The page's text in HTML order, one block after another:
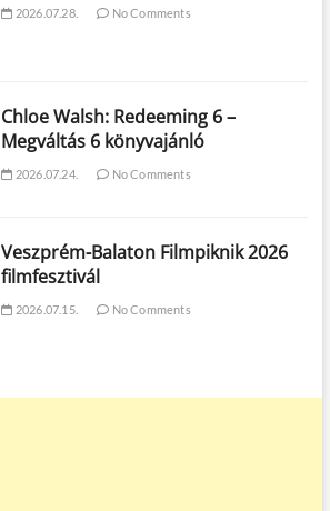
2026.07.28. No Comments
Chloe Walsh: Redeeming 6 –
Megváltás 6 könyvajánló
2026.07.24. No Comments
Veszprém-Balaton Filmpiknik 2026
filmfesztivál
2026.07.15. No Comments